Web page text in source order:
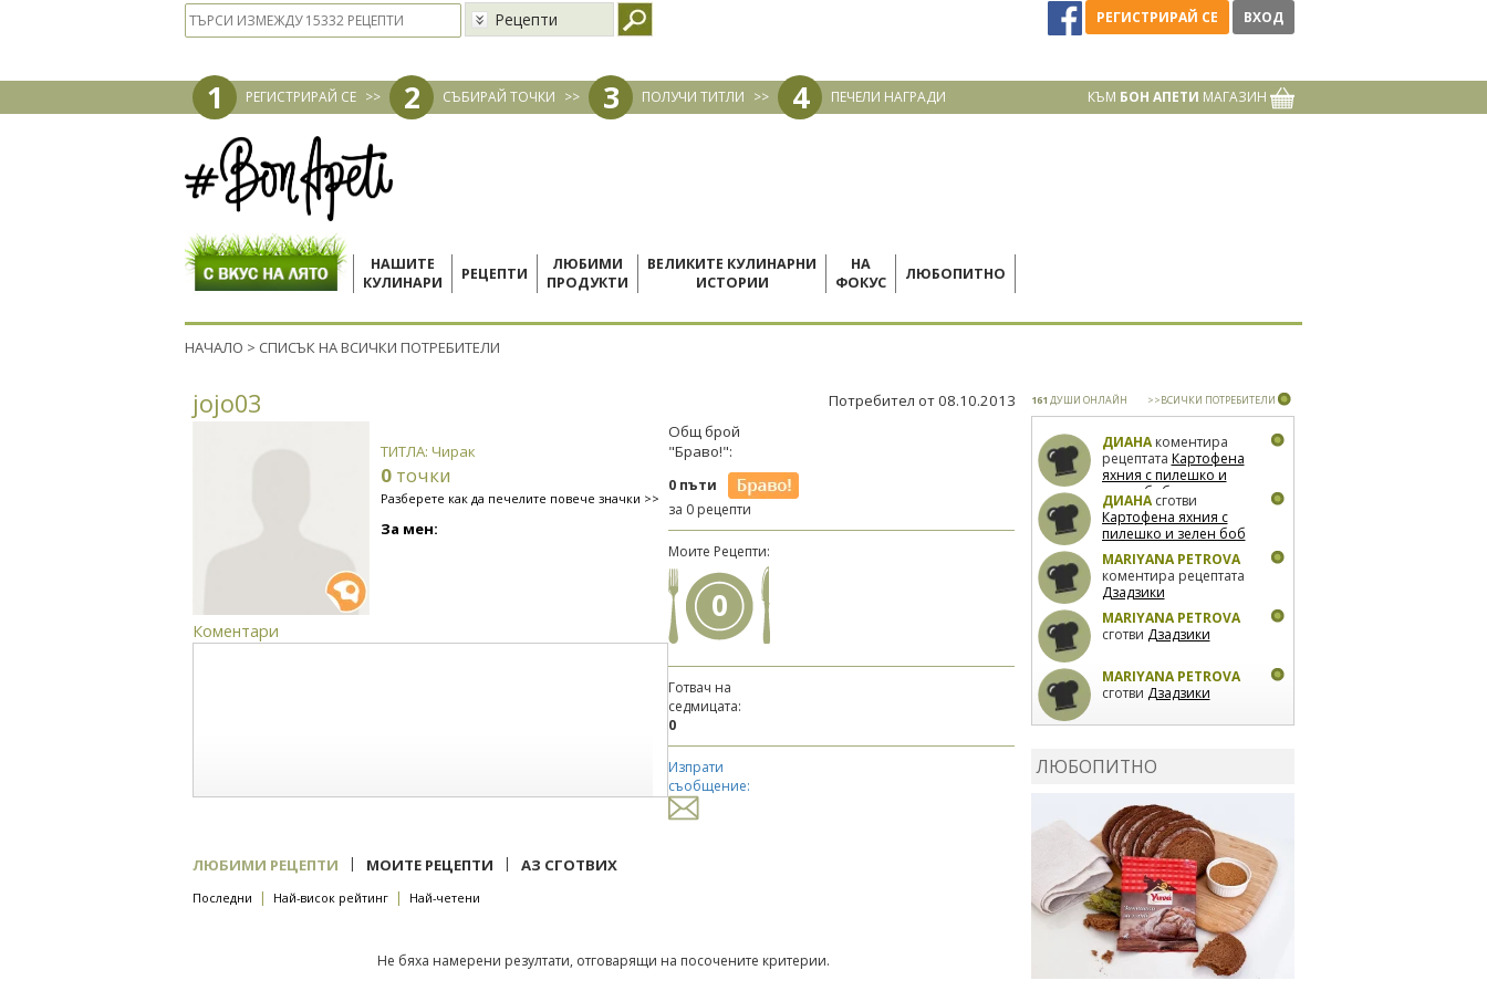
Рецепти РЕГИСТРИРАЙ СЕ ВХОД
1 РЕГИСТРИРАЙ СЕ >> 2 СЪБИРАЙ ТОЧКИ >> 3 ПОЛУЧИ ТИТЛИ >> 4 ПЕЧЕЛИ НАГРАДИ КЪМ БОН АПЕТИ МАГАЗИН
НАШИТЕ
КУЛИНАРИ
РЕЦЕПТИ
ЛЮБИМИ
ПРОДУКТИ
ВЕЛИКИТЕ КУЛИНАРНИ
ИСТОРИИ
НА
ФОКУС
ЛЮБОПИТНО
НАЧАЛО > СПИСЪК НА ВСИЧКИ ПОТРЕБИТЕЛИ
jojo03 Потребител от 08.10.2013
ТИТЛА: Чирак
0 точки
Разберете как да печелите повече значки >>
За мен:
Коментари
Общ брой
"Браво!":
0 пъти
за 0 рецепти
Моите Рецепти:
0
Готвач на
седмицата:
0
Изпрати
съобщение:
ЛЮБИМИ РЕЦЕПТИ | МОИТЕ РЕЦЕПТИ | АЗ СГОТВИХ
Последни | Най-висок рейтинг | Най-четени
Не бяха намерени резултати, отговарящи на посочените критерии.
161 ДУШИ ОНЛАЙН >>ВСИЧКИ ПОТРЕБИТЕЛИ
ДИАНАкоментира
рецептата Картофена
яхния с пилешко и
зелен боб
ДИАНАсготви
Картофена яхния с
пилешко и зелен боб
MARIYANA PETROVA
коментира рецептата
Дзадзики
MARIYANA PETROVA
сготви Дзадзики
MARIYANA PETROVA
сготви Дзадзики
фурна
рецептатаСвински
ребра с печени
картофи
ЛЮБОПИТНО